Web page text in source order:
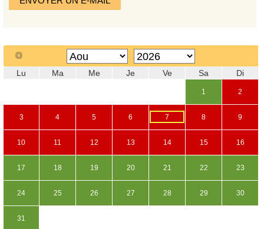
Lu Ma Me Je Ve Sa Di
1 2
3 4 5 6 7 8 9
10 11 12 13 14 15 16
17 18 19 20 21 22 23
24 25 26 27 28 29 30
31